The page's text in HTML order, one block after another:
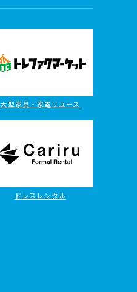
大型家具・家電リユース
ドレスレンタル